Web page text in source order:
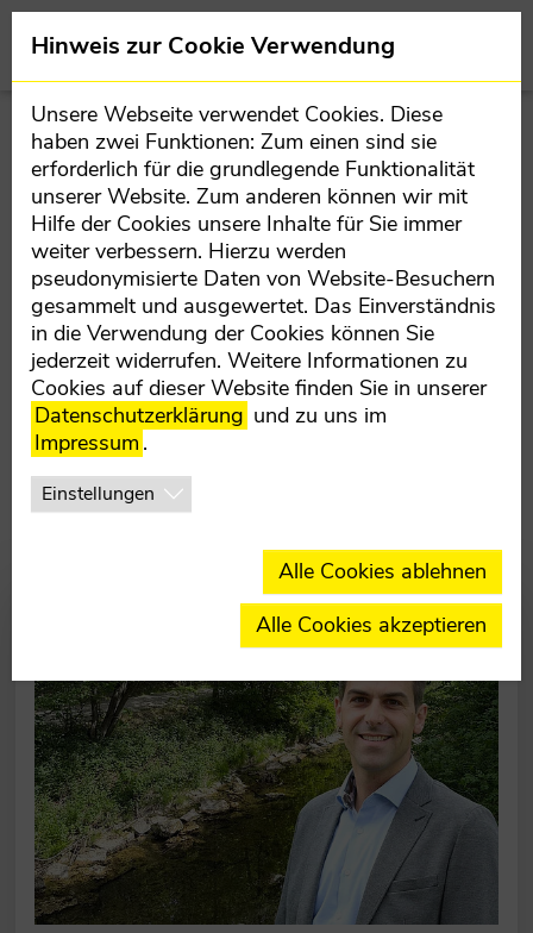
Direkt zur Hauptnavigation springen
Direkt zum Inhalt springen
TEAM JETZT MITMACHEN
LANDESPARTEI KONTAKT AUFNEHMEN
AKTUELLES
BÜRGERMEISTER JOHANN MITTERLEHNER
VIZEBÜRGERMEISTER MATTHIAS TRAUNBAUER
GEMEINDEPARTEIVORSTAND
GEMEINDERAT
GREMIEN - UNSERE ANSPRECHPARTNER
Hinweis zur Cookie Verwendung
Unsere Webseite verwendet Cookies. Diese
haben zwei Funktionen: Zum einen sind sie
erforderlich für die grundlegende Funktionalität
unserer Website. Zum anderen können wir mit
Hilfe der Cookies unsere Inhalte für Sie immer
weiter verbessern. Hierzu werden
pseudonymisierte Daten von Website-Besuchern
gesammelt und ausgewertet. Das Einverständnis
in die Verwendung der Cookies können Sie
jederzeit widerrufen. Weitere Informationen zu
Cookies auf dieser Website finden Sie in unserer
Datenschutzerklärung und zu uns im
Impressum .
Einstellungen
Alle Cookies ablehnen
Alle Cookies akzeptieren